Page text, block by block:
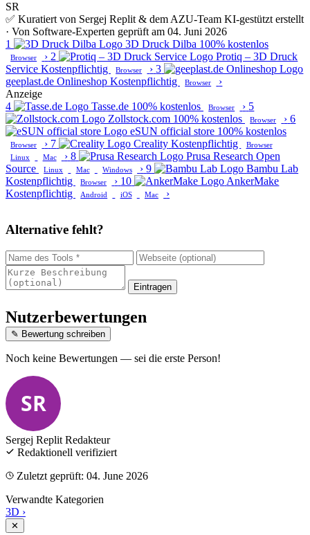
SR
✅ Kuratiert von Sergej Replit & dem AZU-Team KI-gestützt erstellt
· Von Software-Experten geprüft am 04. Juni 2026
1
3D Druck Dilba 100% kostenlos
Browser › 2
Protiq – 3D Druck
Service Kostenpflichtig Browser › 3
geeplast.de Onlineshop Kostenpflichtig Browser
›
Anzeige
4
Tasse.de 100% kostenlos Browser › 5
Zollstock.com 100% kostenlos Browser › 6
eSUN official store 100% kostenlos
Browser › 7 Creality Kostenpflichtig
Browser
Linux
Mac › 8 Prusa Research Open
Source
Linux Mac Windows › 9
Bambu Lab
Kostenpflichtig
Browser › 10
AnkerMake
Kostenpflichtig
Android iOS Mac ›
Alternative fehlt?
Eintragen
Nutzerbewertungen
✎ Bewertung schreiben
Noch keine Bewertungen — sei die erste Person!
SR
Sergej Replit Redakteur
Redaktionell verifiziert
Zuletzt geprüft: 04. June 2026
Verwandte Kategorien
3D ›
✕